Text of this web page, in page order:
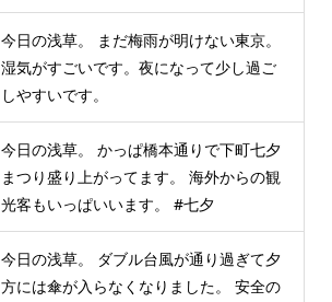
今日の浅草。 まだ梅雨が明けない東京。
湿気がすごいです。夜になって少し過ご
しやすいです。
今日の浅草。 かっぱ橋本通りで下町七夕
まつり盛り上がってます。 海外からの観
光客もいっぱいいます。 #七夕
今日の浅草。 ダブル台風が通り過ぎて夕
方には傘が入らなくなりました。 安全の